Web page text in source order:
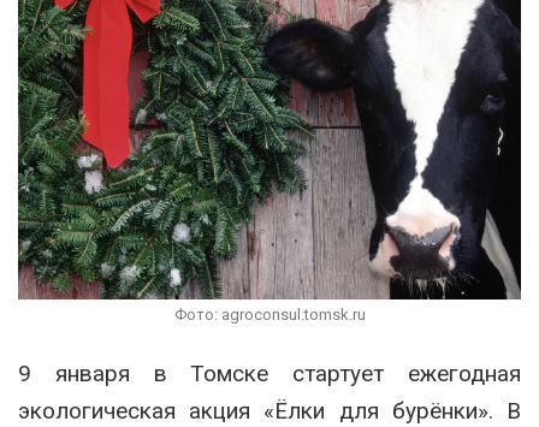
Фото: agroconsul.tomsk.ru
9 января в Томске стартует ежегодная
экологическая акция «Ёлки для бурёнки». В